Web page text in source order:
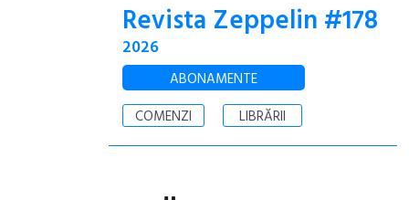
Revista Zeppelin #178
2026
ABONAMENTE
COMENZI
LIBRĂRII